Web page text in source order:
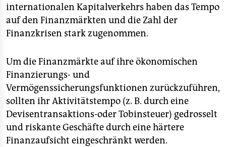
internationalen Kapitalverkehrs haben das Tempo
auf den Finanzmärkten und die Zahl der
Finanzkrisen stark zugenommen.
Um die Finanzmärkte auf ihre ökonomischen
Finanzierungs- und
Vermögenssicherungsfunktionen zurückzuführen,
sollten ihr Aktivitätstempo (z. B. durch eine
Devisentransaktions-oder Tobinsteuer) gedrosselt
und riskante Geschäfte durch eine härtere
Finanzaufsicht eingeschränkt werden.